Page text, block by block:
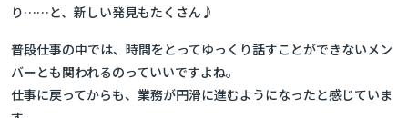
り……と、新しい発見もたくさん♪
普段仕事の中では、時間をとってゆっくり話すことができないメン
バーとも関われるのっていいですよね。
仕事に戻ってからも、業務が円滑に進むようになったと感じていま